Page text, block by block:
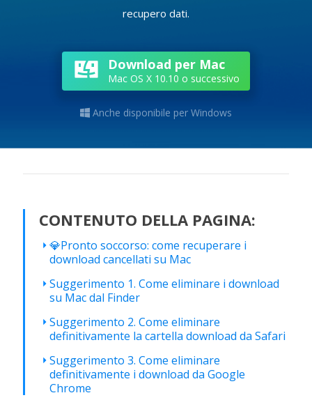
recupero dati.
Download per Mac
Mac OS X 10.10 o successivo
 Anche disponibile per Windows
CONTENUTO DELLA PAGINA:
💎Pronto soccorso: come recuperare i
download cancellati su Mac
Suggerimento 1. Come eliminare i download
su Mac dal Finder
Suggerimento 2. Come eliminare
definitivamente la cartella download da Safari
Suggerimento 3. Come eliminare
definitivamente i download da Google
Chrome